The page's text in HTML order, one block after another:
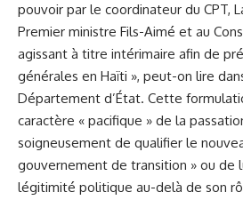
pouvoir par le coordinateur du CPT,
Premier ministre Fils-Aimé et au
agissant à titre intérimaire afin de
générales en Haïti », peut-on lire
Département d’État. Cette
caractère « pacifique » de la
soigneusement de qualifier le
gouvernement de transition » ou de
légitimité politique au-delà de son